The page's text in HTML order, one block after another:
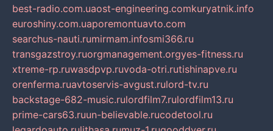
best-radio.com.uaost-engineering.comkuryatnik.info
euroshiny.com.uaporemontuavto.com
searchus-nauti.rumirmam.infosmi366.ru
transgazstroy.ruorgmanagement.orgyes-fitness.ru
xtreme-rp.ruwasdpvp.ruvoda-otri.rutishinapve.ru
orenferma.ruavtoservis-avgust.rulord-tv.ru
backstage-682-music.rulordfilm7.rulordfilm13.ru
prime-cars63.ruun-believable.rucodetool.ru